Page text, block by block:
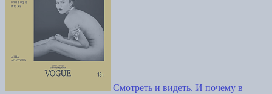
Смотреть и видеть. И почему в